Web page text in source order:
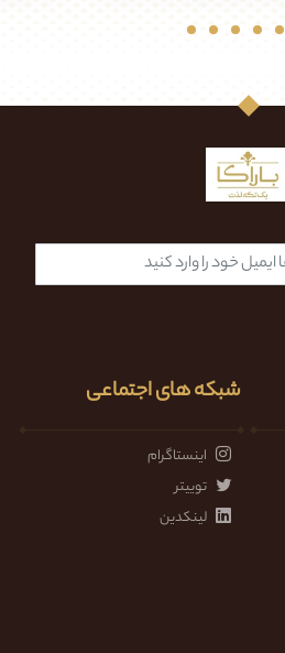
2
3
4
5
6
شبکه های اجتماعی
اینستاگرام
توییتر
لینکدین